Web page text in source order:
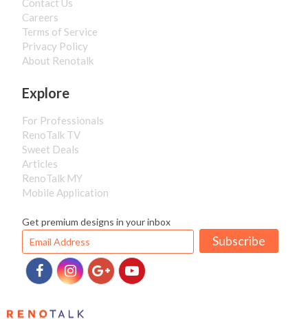
Contact Us
Careers
Terms of Service
Privacy Policy
About Renotalk
Explore
For Professionals
RenoTalk TV
Sweet Deals
Articles
RenoTalk MY
Mobile Application
Get premium designs in your inbox
Subscribe